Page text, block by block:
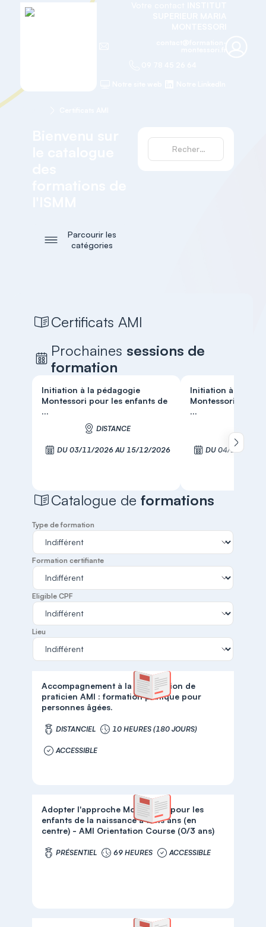
Parcourir les
catégories
Certificats AMI
Prochaines sessions de
formation
Initiation à la pédagogie
Montessori pour les enfants de
...
DISTANCE
DU 03/11/2026 AU 15/12/2026
Initiation à la
Montessori pour
...
DU 04/11/2026
Défiler
Catalogue deformations
Type de formation
Formation certifiante
Eligible CPF
Lieu
Accompagnement à la certification de
praticien AMI : formation pratique pour
personnes âgées.
DISTANCIEL 10 HEURES (180 JOURS)
ACCESSIBLE
Adopter l'approche Montessori pour les
enfants de la naissance à trois ans (en
centre) - AMI Orientation Course (0/3 ans)
PRÉSENTIEL 69 HEURES ACCESSIBLE